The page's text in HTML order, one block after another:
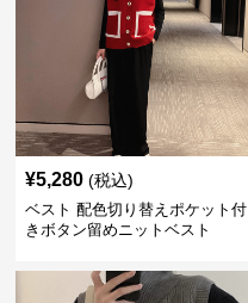
¥5,280 (税込)
ベスト 配色切り替えポケット付
きボタン留めニットベスト